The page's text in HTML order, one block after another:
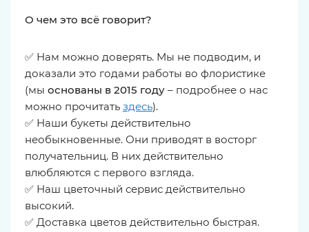
О чем это всё говорит?
✅ Нам можно доверять. Мы не подводим, и
доказали это годами работы во флористике
(мы основаны в 2015 году – подробнее о нас
можно прочитать здесь).
✅ Наши букеты действительно
необыкновенные. Они приводят в восторг
получательниц. В них действительно
влюбляются с первого взгляда.
✅ Наш цветочный сервис действительно
высокий.
✅ Доставка цветов действительно быстрая.